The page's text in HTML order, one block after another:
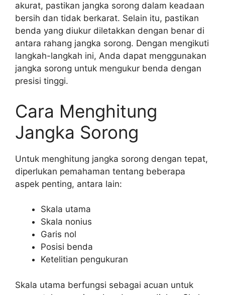
akurat, pastikan jangka sorong dalam keadaan
bersih dan tidak berkarat. Selain itu, pastikan
benda yang diukur diletakkan dengan benar di
antara rahang jangka sorong. Dengan mengikuti
langkah-langkah ini, Anda dapat menggunakan
jangka sorong untuk mengukur benda dengan
presisi tinggi.
Cara Menghitung
Jangka Sorong
Untuk menghitung jangka sorong dengan tepat,
diperlukan pemahaman tentang beberapa
aspek penting, antara lain:
Skala utama
Skala nonius
Garis nol
Posisi benda
Ketelitian pengukuran
Skala utama berfungsi sebagai acuan untuk